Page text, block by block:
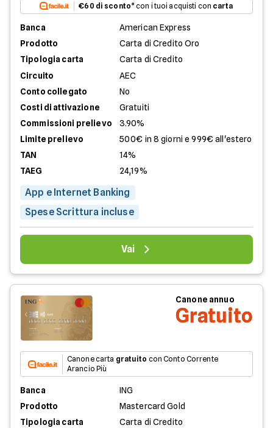
€60 di sconto* con i tuoi acquisti con carta
Banca
American Express
Prodotto
Carta di Credito Oro
Tipologia carta
Carta di Credito
Circuito
AEC
Conto collegato
No
Costi di attivazione
Gratuiti
Commissioni prelievo
3.90%
Limite prelievo
500€ in 8 giorni e 999€ all'estero
TAN
14%
TAEG
24,19%
App e Internet Banking
Spese Scrittura incluse
Vai
Canone annuo
Gratuito
Canone carta gratuito con Conto Corrente
Arancio Più
Banca
ING
Prodotto
Mastercard Gold
Tipologia carta
Carta di Credito